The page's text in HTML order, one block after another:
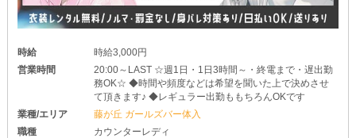
時給
時給3,000円
営業時間
20:00～LAST ☆週1日・1日3時間～・終電まで・遅出勤
務OK☆ ◆時間や頻度などは希望を聞いた上で決めさせ
て頂きます♪ ◆レギュラー出勤ももちろんOKです
業種/エリア
藤が丘 ガールズバー体入
職種
カウンターレディ